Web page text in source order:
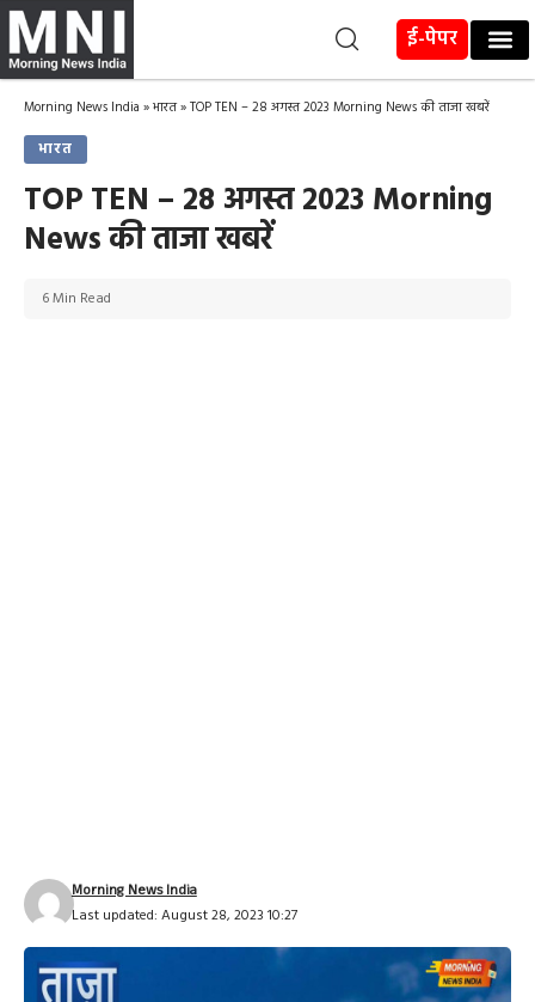
ई-पेपर
Morning News India »भारत»TOP TEN – 28 अगस्त 2023 Morning News की ताजा खबरें
भारत
TOP TEN – 28 अगस्त 2023 Morning
News की ताजा खबरें
Last updated: August 28, 2023 10:27
Morning News India
6 Min Read